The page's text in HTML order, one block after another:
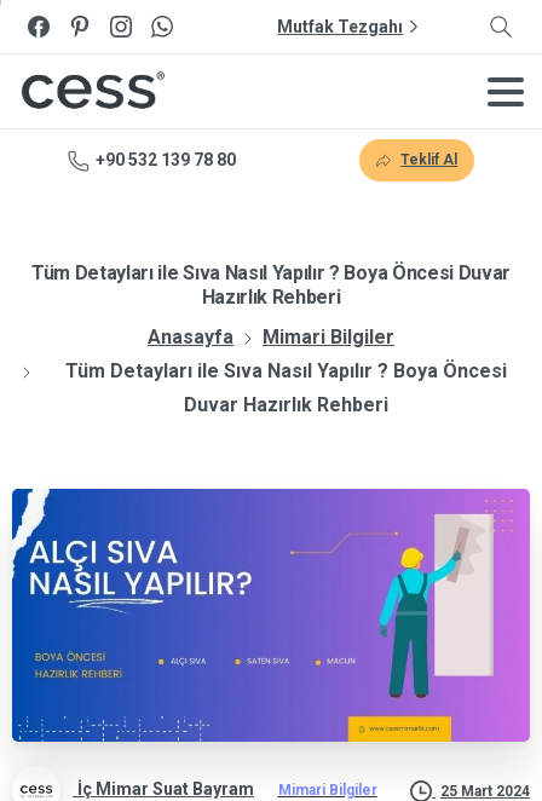
Mutfak Tezgahı
+90 532 139 78 80 Teklif Al
Tüm Detayları ile Sıva Nasıl Yapılır ? Boya Öncesi Duvar
Hazırlık Rehberi
Anasayfa
Mimari Bilgiler
Tüm Detayları ile Sıva Nasıl Yapılır ? Boya Öncesi
Duvar Hazırlık Rehberi
İç Mimar Suat Bayram Mimari Bilgiler 25 Mart 2024